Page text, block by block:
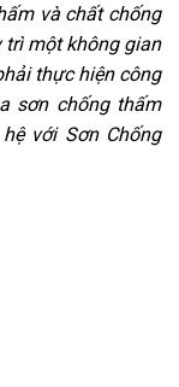
và chất chống
trì một không gian
thực hiện công
sơn chống thấm
với Sơn Chống